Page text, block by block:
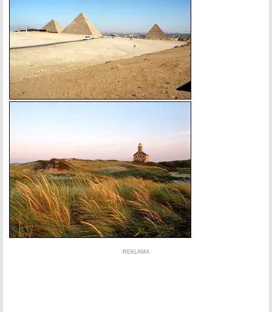
REKLAMA